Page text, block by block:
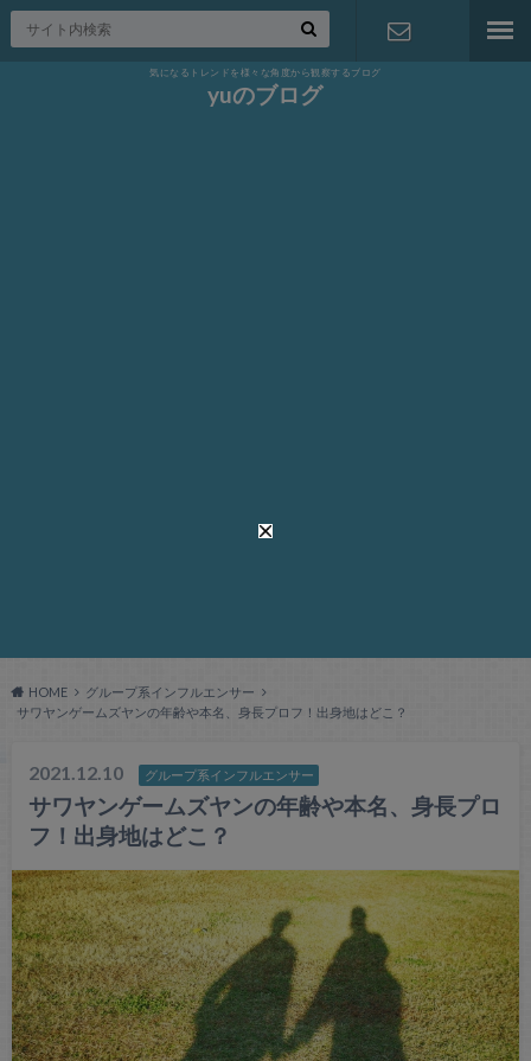
気になるトレンドを様々な角度から観察するブログ
yuのブログ
HOME
グループ系インフルエンサー
サワヤンゲームズヤンの年齢や本名、身長プロフ！出身地はどこ？
2021.12.10 グループ系インフルエンサー
サワヤンゲームズヤンの年齢や本名、身長プロ
フ！出身地はどこ？